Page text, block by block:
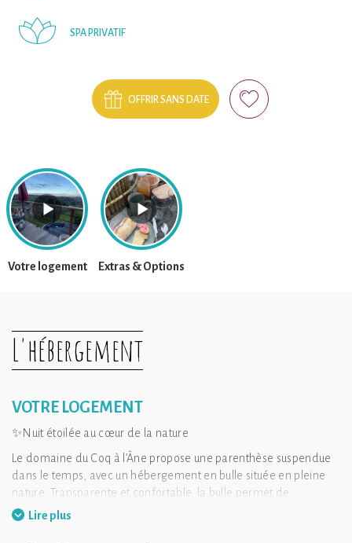
SPA PRIVATIF
OFFRIR SANS DATE
Votre logement Extras & Options
L'hébergement
VOTRE LOGEMENT
✨Nuit étoilée au cœur de la nature
Le domaine du Coq à l’Âne propose une parenthèse suspendue
dans le temps, avec un hébergement en bulle située en pleine
nature. Transparente et confortable, la bulle permet de
s’endormir sous les étoiles tout en profitant des prestations d’un
Lire plus